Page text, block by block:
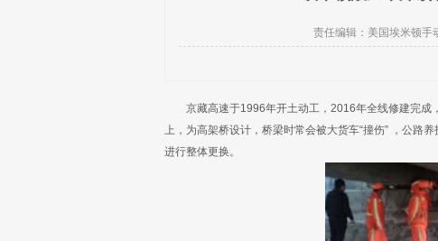
责任编辑： 美国埃米顿手
京藏高速于1996年开土动工，2016年全线修建完成
上，为高架桥设计，桥梁时常会被大货车“撞伤” ，公路养
进行整体更换。